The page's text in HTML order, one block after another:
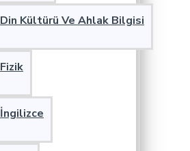
Din Kültürü Ve Ahlak Bilgisi
Fizik
İngilizce